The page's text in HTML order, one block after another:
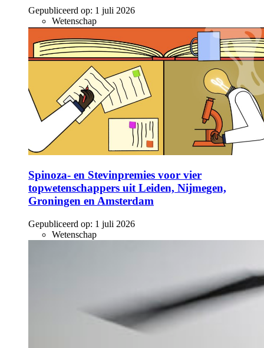
Gepubliceerd op: 1 juli 2026
Wetenschap
Spinoza- en Stevinpremies voor vier
topwetenschappers uit Leiden, Nijmegen,
Groningen en Amsterdam
Gepubliceerd op: 1 juli 2026
Wetenschap